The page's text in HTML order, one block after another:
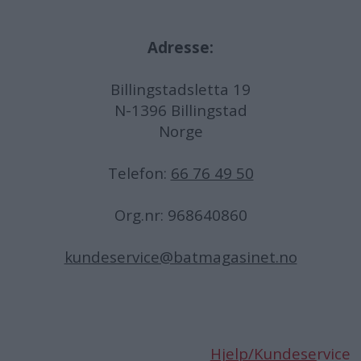
Adresse:
Billingstadsletta 19
N-1396 Billingstad
Norge
Telefon: 66 76 49 50
Org.nr: 968640860
kundeservice@batmagasinet.no
Hjelp/Kundeservice